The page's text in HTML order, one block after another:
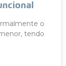
o
tendo